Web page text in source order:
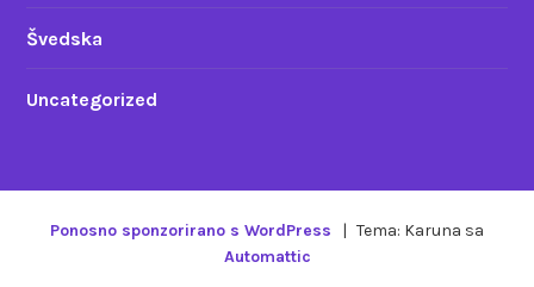
Švedska
Uncategorized
Ponosno sponzorirano s WordPress | Tema: Karuna sa
Automattic